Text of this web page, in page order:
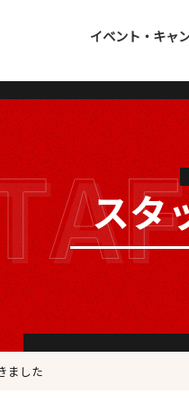
イベント・キャ
ました